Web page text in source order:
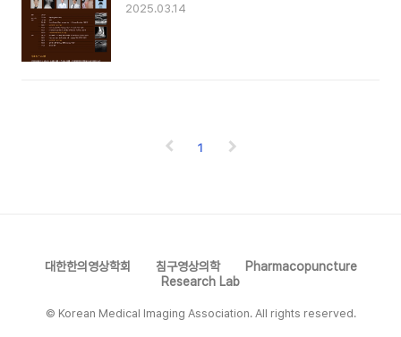
2025.03.14
1
대한한의영상학회 침구영상의학
Pharmacopuncture
Research Lab
© Korean Medical Imaging Association. All rights reserved.